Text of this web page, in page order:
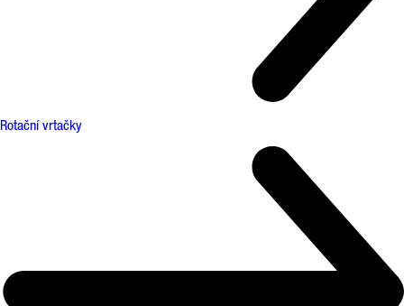
Rotační vrtačky